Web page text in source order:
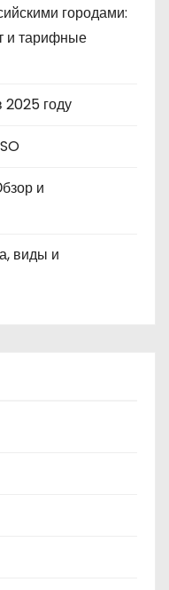
городами:
и тарифные
2025 году
и
виды и